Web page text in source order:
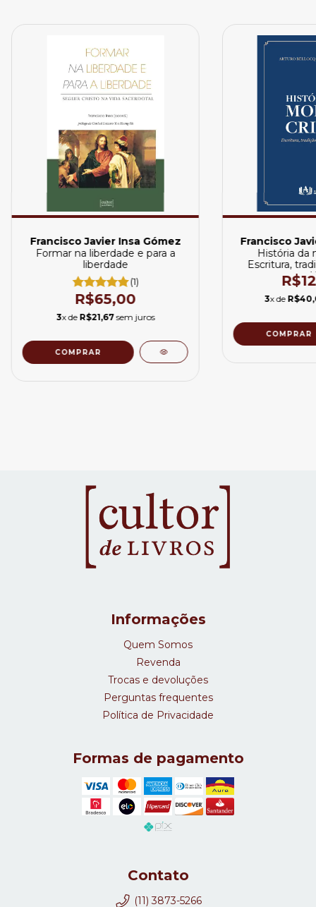
Francisco Javier Insa Gómez
Formar na liberdade e para a
liberdade
(1)
R$65,00
3x de R$21,67sem juros
Francisco
História da
Escritura,
3x de
Informações
Quem Somos
Revenda
Trocas e devoluções
Perguntas frequentes
Política de Privacidade
Formas de pagamento
Contato
(11) 3873-5266